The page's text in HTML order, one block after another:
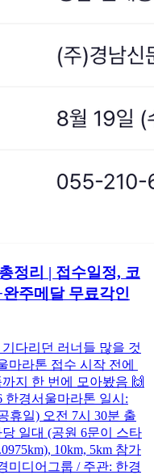
정리 | 접수일정, 코
주메달 무료각인
다리던 러너들 많을 것
마라톤 접수 시작 전에
지 한 번에 모아봤음 🙌
한경서울마라톤 일시:
휴일) 오전 7시 30분 출
일대 (공원 6문이 스타
10km, 5km 참가
미디어그룹 / 주관: 한경